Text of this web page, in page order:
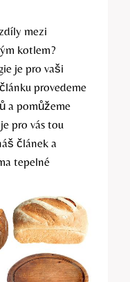
mezi
kotlem?
je pro vaši
provedeme
a pomůžeme
pro vás tou
článek a
tepelné